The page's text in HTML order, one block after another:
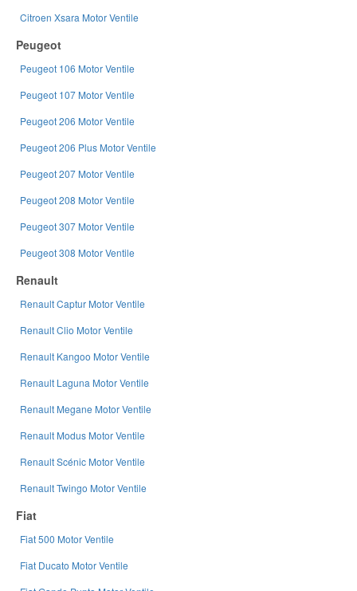
Citroen Xsara Motor Ventile
Peugeot
Peugeot 106 Motor Ventile
Peugeot 107 Motor Ventile
Peugeot 206 Motor Ventile
Peugeot 206 Plus Motor Ventile
Peugeot 207 Motor Ventile
Peugeot 208 Motor Ventile
Peugeot 307 Motor Ventile
Peugeot 308 Motor Ventile
Renault
Renault Captur Motor Ventile
Renault Clio Motor Ventile
Renault Kangoo Motor Ventile
Renault Laguna Motor Ventile
Renault Megane Motor Ventile
Renault Modus Motor Ventile
Renault Scénic Motor Ventile
Renault Twingo Motor Ventile
Fiat
Fiat 500 Motor Ventile
Fiat Ducato Motor Ventile